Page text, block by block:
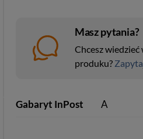
Masz pytania?
Chcesz
produku?
Gabaryt InPost A